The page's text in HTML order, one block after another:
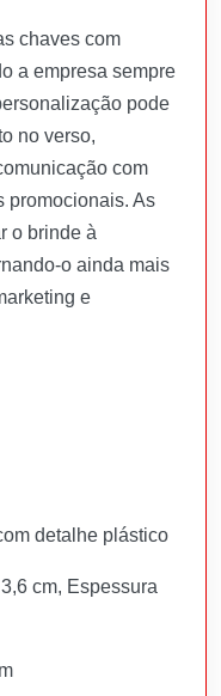
chaves com
a empresa sempre
pode
no verso,
com
promocionais. As
o brinde à
o ainda mais
e
detalhe plástico
cm, Espessura